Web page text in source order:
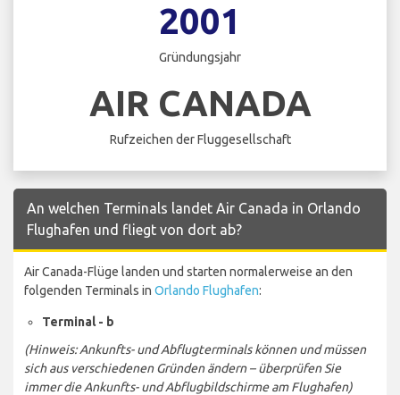
2001
Gründungsjahr
AIR CANADA
Rufzeichen der Fluggesellschaft
An welchen Terminals landet Air Canada in Orlando
Flughafen und fliegt von dort ab?
Air Canada-Flüge landen und starten normalerweise an den
folgenden Terminals in Orlando Flughafen:
Terminal - b
(Hinweis: Ankunfts- und Abflugterminals können und müssen
sich aus verschiedenen Gründen ändern – überprüfen Sie
immer die Ankunfts- und Abflugbildschirme am Flughafen)